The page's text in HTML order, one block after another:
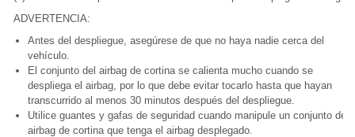
ADVERTENCIA:
Antes del despliegue, asegúrese de que no haya nadie cerca del
vehículo.
El conjunto del airbag de cortina se calienta mucho cuando se
despliega el airbag, por lo que debe evitar tocarlo hasta que hayan
transcurrido al menos 30 minutos después del despliegue.
Utilice guantes y gafas de seguridad cuando manipule un conjunto de
airbag de cortina que tenga el airbag desplegado.